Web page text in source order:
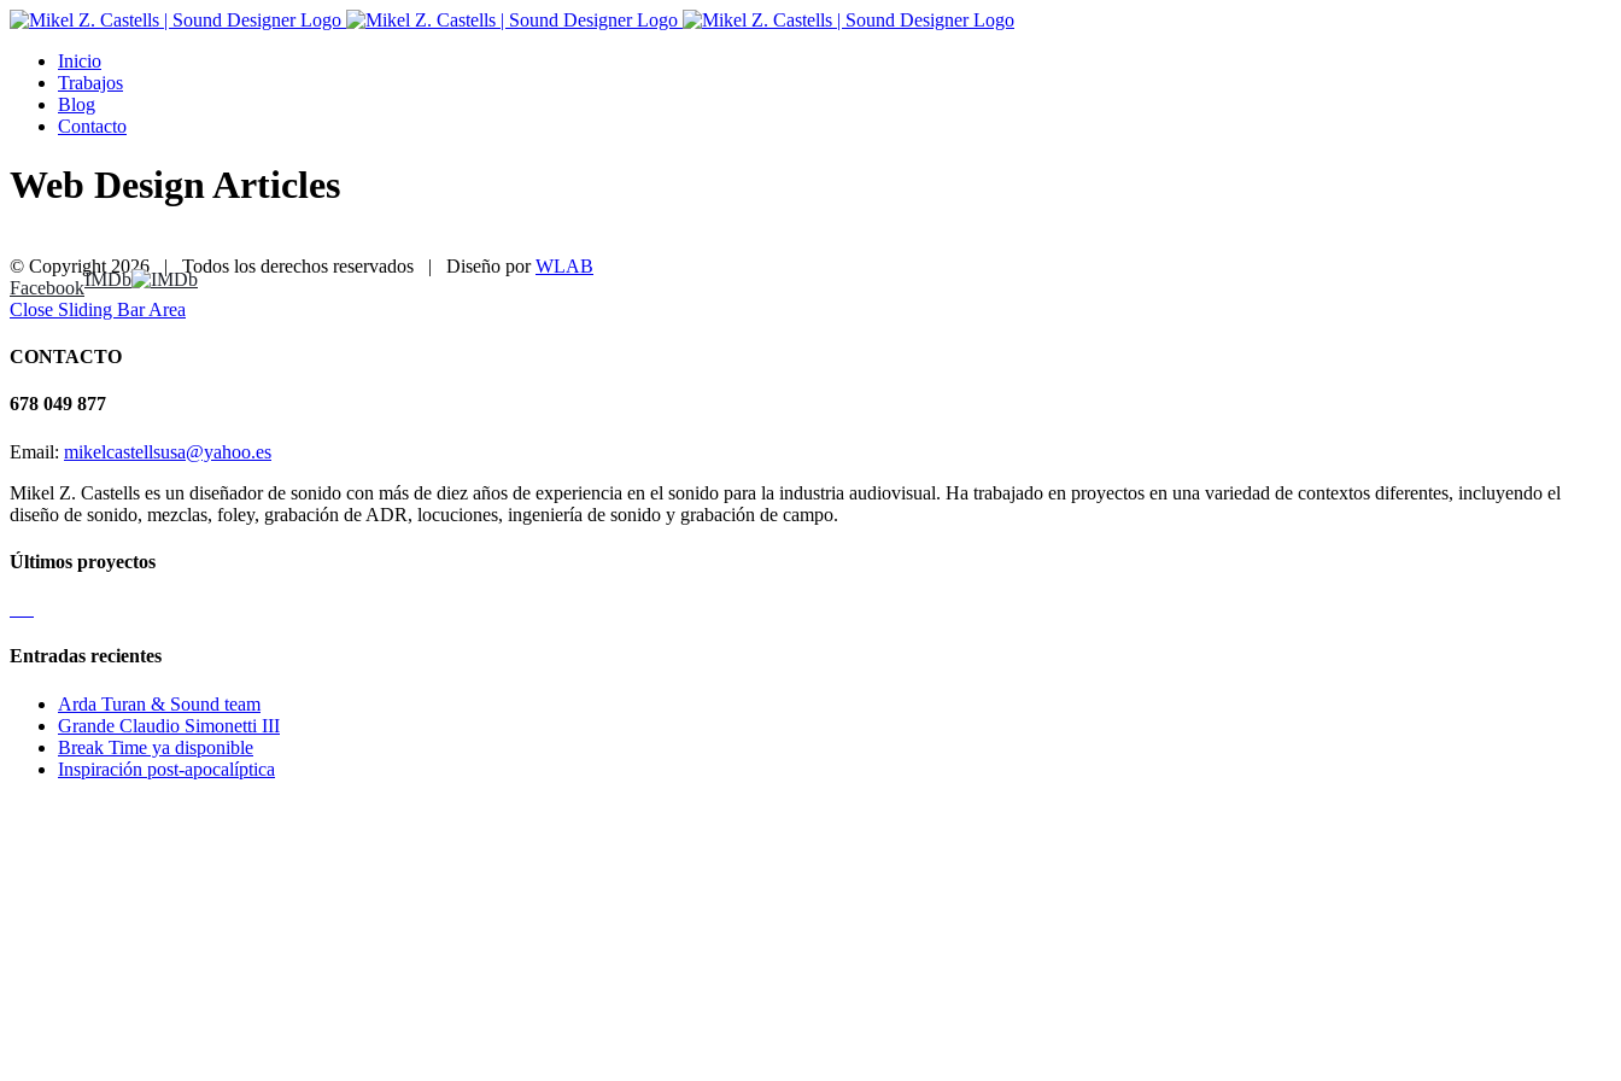
Inicio
Trabajos
Blog
Contacto
Web Design Articles
© Copyright 2026 | Todos los derechos reservados | Diseño porWLAB
FacebookIMDb
Close Sliding Bar Area
CONTACTO
678 049 877
Email: mikelcastellsusa@yahoo.es
Mikel Z. Castells es un diseñador de sonido con más de diez años de experiencia en el sonido para la industria audiovisual. Ha trabajado en proyectos en una variedad de contextos diferentes, incluyendo el
diseño de sonido, mezclas, foley, grabación de ADR, locuciones, ingeniería de sonido y grabación de campo.
Últimos proyectos
Entradas recientes
Arda Turan & Sound team
Grande Claudio Simonetti III
Break Time ya disponible
Inspiración post-apocalíptica